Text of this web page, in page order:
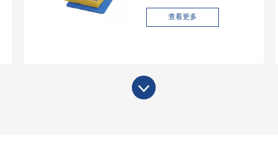
闭孔PVC泡沫板、塑料PVC
板、黑色PVC板、泡沫PVC
查看更多